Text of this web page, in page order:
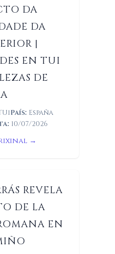
DA
DA
|
EN TUI
DE
País: España
10/07/2026
→
REVELA
DE LA
EN